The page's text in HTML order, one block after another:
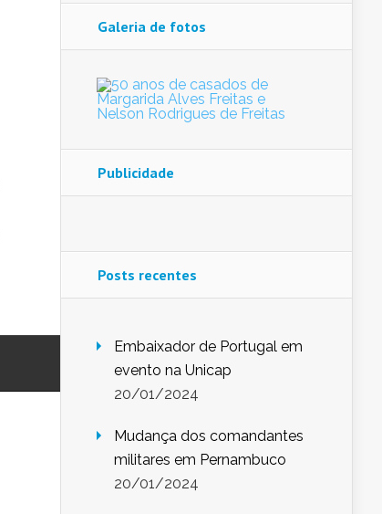
Galeria de fotos
Publicidade
Posts recentes
Embaixador de Portugal em
evento na Unicap
20/01/2024
Mudança dos comandantes
militares em Pernambuco
20/01/2024